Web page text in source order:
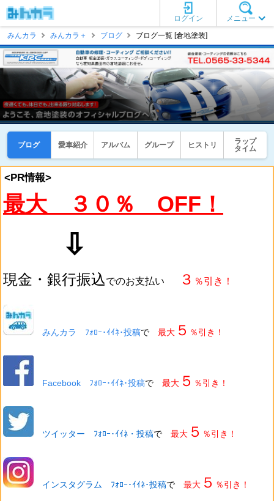
メニュー
ログイン
みんカラ
みんカラ＋ ブログ ブログ一覧 [倉地塗装]
ブログ 愛車紹介 アルバム グループ ヒストリ
ラップ
タイム
<PR情報>
最大 ３０％ OFF！
⇩
現金・銀行振込でのお支払い ３ ％引き！
みんカラ ﾌｫﾛｰ･ｲｲﾈ･投稿で 最大 ５ ％引き！
Facebook ﾌｫﾛｰ･ｲｲﾈ･投稿で 最大 ５ ％引き！
ツイッター ﾌｫﾛｰ･ｲｲﾈ・投稿で 最大 ５ ％引き！
インスタグラム ﾌｫﾛｰ･ｲｲﾈ･投稿で 最大 ５ ％引き！